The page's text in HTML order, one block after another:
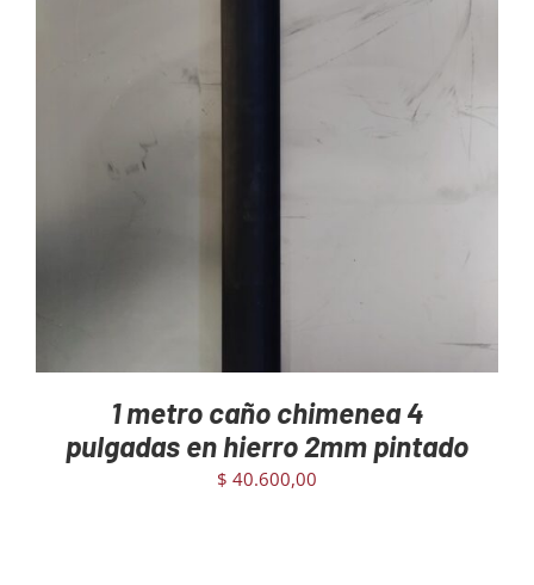
AGREGAR AL CARRITO /
1 metro caño chimenea 4
pulgadas en hierro 2mm pintado
$ 40.600,00